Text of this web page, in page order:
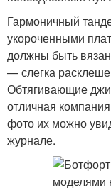
Гармоничный
укороченными
должны быть
— слегка
Обтягивающие
отличная
фото их можно
журнале.